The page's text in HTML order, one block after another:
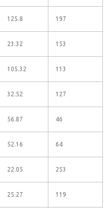
125.8 197
23.32 153
105.32 113
32.52 127
56.87 46
52.16 64
22.05 253
25.27 119